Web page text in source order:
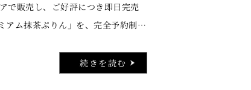
で販売し、ご好評につき即日完売
アム抹茶ぷりん」を、完全予約制・
ただき、多くのお客様から再販売を
続きを読む